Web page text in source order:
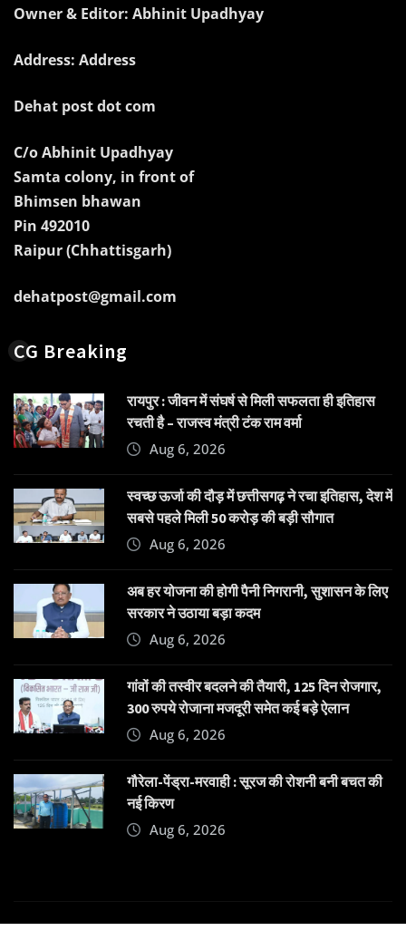
Owner & Editor: Abhinit Upadhyay
Address: Address
Dehat post dot com
C/o Abhinit Upadhyay
Samta colony, in front of
Bhimsen bhawan
Pin 492010
Raipur (Chhattisgarh)
dehatpost@gmail.com
CG Breaking
रायपुर : जीवन में संघर्ष से मिली सफलता ही इतिहास
रचती है – राजस्व मंत्री टंक राम वर्मा
Aug 6, 2026
स्वच्छ ऊर्जा की दौड़ में छत्तीसगढ़ ने रचा इतिहास, देश में
सबसे पहले मिली 50 करोड़ की बड़ी सौगात
Aug 6, 2026
अब हर योजना की होगी पैनी निगरानी, सुशासन के लिए
सरकार ने उठाया बड़ा कदम
Aug 6, 2026
गांवों की तस्वीर बदलने की तैयारी, 125 दिन रोजगार,
300 रुपये रोजाना मजदूरी समेत कई बड़े ऐलान
Aug 6, 2026
गौरेला-पेंड्रा-मरवाही : सूरज की रोशनी बनी बचत की
नई किरण
Aug 6, 2026